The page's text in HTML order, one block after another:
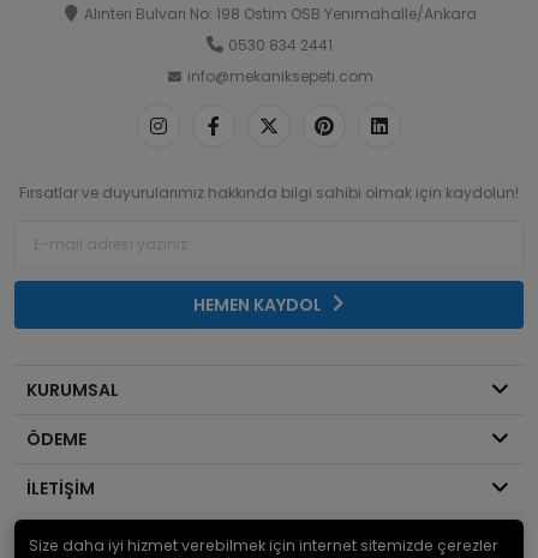
Alınteri Bulvarı No: 198 Ostim OSB Yenimahalle/Ankara
0530 834 2441
info@mekaniksepeti.com
Fırsatlar ve duyurularımız hakkında bilgi sahibi olmak için kaydolun!
HEMEN KAYDOL
KURUMSAL
ÖDEME
İLETİŞİM
© 2026Mekanik Sepeti. Bir Serdaroğlu A.Ş markasıdır ve tüm hakları
Size daha iyi hizmet verebilmek için internet sitemizde çerezler